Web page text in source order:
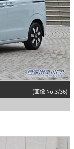
(画像 No.3/36)